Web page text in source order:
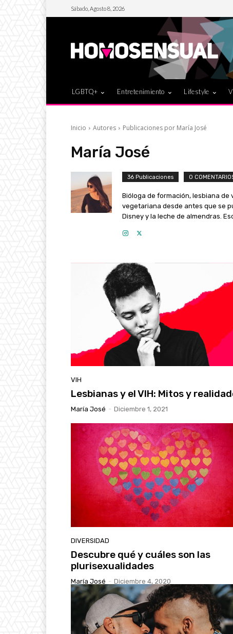
Sábado, Agosto 8, 2026
LGBTQ+ Entretenimiento Lifestyle
Inicio Autores Publicaciones por María José
María José
36 Publicaciones 0
Bióloga de formación, lesbiana de
vegetariana desde antes que se
Disney y la leche de almendras.
VIH
Lesbianas y el VIH: Mitos y
María José - Diciembre 1, 2021
DIVERSIDAD
Descubre qué y cuáles son las
plurisexualidades
María José - Diciembre 4, 2020